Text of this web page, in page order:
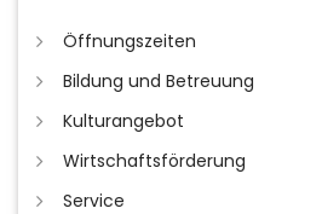
Öffnungszeiten
Bildung und Betreuung
Kulturangebot
Wirtschaftsförderung
Service